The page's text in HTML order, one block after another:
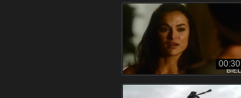
00:30